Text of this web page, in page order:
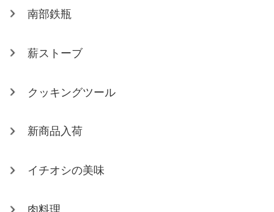
南部鉄瓶
薪ストーブ
クッキングツール
新商品入荷
イチオシの美味
肉料理